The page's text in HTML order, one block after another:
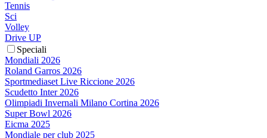
Tennis
Sci
Volley
Drive UP
Speciali
Mondiali 2026
Roland Garros 2026
Sportmediaset Live Riccione 2026
Scudetto Inter 2026
Olimpiadi Invernali Milano Cortina 2026
Super Bowl 2026
Eicma 2025
Mondiale per club 2025